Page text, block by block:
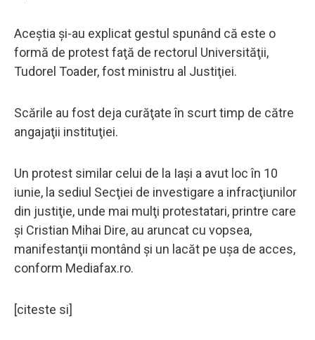
Aceştia şi-au explicat gestul spunând că este o
formă de protest faţă de rectorul Universităţii,
Tudorel Toader, fost ministru al Justiţiei.
Scările au fost deja curăţate în scurt timp de către
angajaţii instituţiei.
Un protest similar celui de la Iaşi a avut loc în 10
iunie, la sediul Secţiei de investigare a infracţiunilor
din justiţie, unde mai mulţi protestatari, printre care
şi Cristian Mihai Dire, au aruncat cu vopsea,
manifestanţii montând şi un lacăt pe uşa de acces,
conform Mediafax.ro.
[citeste si]